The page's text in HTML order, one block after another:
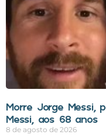
Morre Jorge Messi,
Messi, aos 68 anos
8 de agosto de 2026